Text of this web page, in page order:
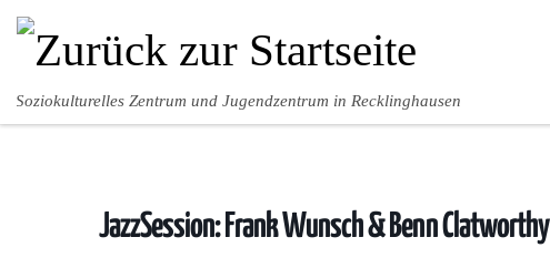
Zum Inhalt springen
Soziokulturelles Zentrum und Jugendzentrum in Recklinghausen
JazzSession: Frank Wunsch & Benn Clatworthy